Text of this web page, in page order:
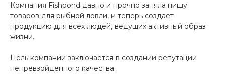
Компания Fishpond давно и прочно заняла нишу
товаров для рыбной ловли, и теперь создает
продукцию для всех людей, ведущих активный образ
жизни.
Цель компании заключается в создании репутации
непревзойденного качества.